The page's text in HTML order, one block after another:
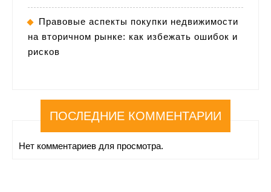
Правовые аспекты покупки недвижимости
на вторичном рынке: как избежать ошибок и
рисков
ПОСЛЕДНИЕ КОММЕНТАРИИ
Нет комментариев для просмотра.